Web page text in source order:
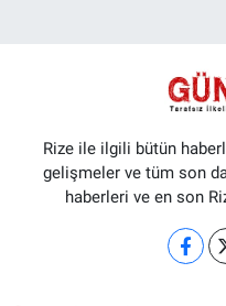
Rize ile ilgili bütün
gelişmeler ve tüm son
haberleri ve en son